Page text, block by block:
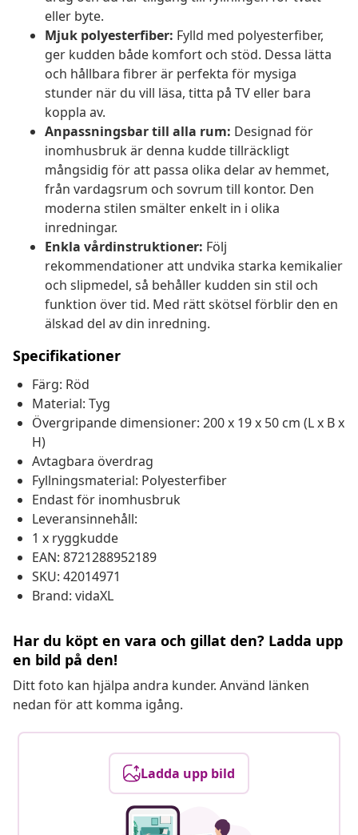
eller byte.
Mjuk polyesterfiber: Fylld med polyesterfiber,
ger kudden både komfort och stöd. Dessa lätta
och hållbara fibrer är perfekta för mysiga
stunder när du vill läsa, titta på TV eller bara
koppla av.
Anpassningsbar till alla rum: Designad för
inomhusbruk är denna kudde tillräckligt
mångsidig för att passa olika delar av hemmet,
från vardagsrum och sovrum till kontor. Den
moderna stilen smälter enkelt in i olika
inredningar.
Enkla vårdinstruktioner: Följ
rekommendationer att undvika starka kemikalier
och slipmedel, så behåller kudden sin stil och
funktion över tid. Med rätt skötsel förblir den en
älskad del av din inredning.
Specifikationer
Färg: Röd
Material: Tyg
Övergripande dimensioner: 200 x 19 x 50 cm (L x B x
H)
Avtagbara överdrag
Fyllningsmaterial: Polyesterfiber
Endast för inomhusbruk
Leveransinnehåll:
1 x ryggkudde
EAN: 8721288952189
SKU: 42014971
Brand: vidaXL
Har du köpt en vara och gillat den? Ladda upp
en bild på den!
Ditt foto kan hjälpa andra kunder. Använd länken
nedan för att komma igång.
Ladda upp bild